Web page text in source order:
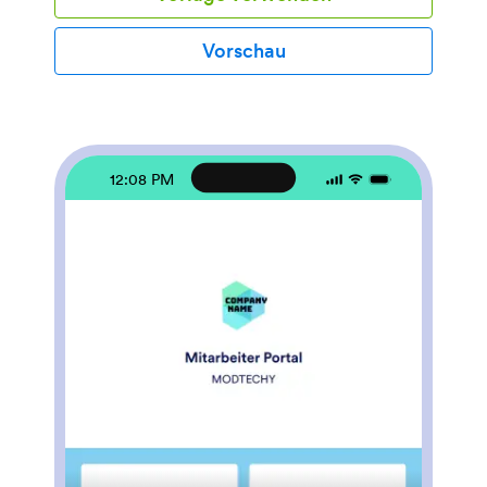
Bestellungen werden in Ihrem Jotform-Konto an
einem leicht zu verwaltenden Ort gespeichert -
sowohl Kellner als auch Köche können die Bestellung
Kinderspiel. Ändern Sie das Design Ihrer App, ohne
auch nur einen einzigen Code eingeben zu müssen.
Laden Sie das Logo Ihres Restaurants hoch oder
scannbaren QR-Code an Ihre Mitarbeiter senden.
Vergessen Sie nie wieder die Bestellung eines Kunden
mit der kostenlosen und einfachen Kellner-App von
Vorschau
12:08 PM